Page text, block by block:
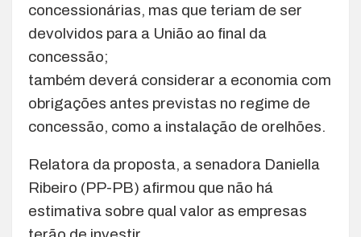
concessionárias, mas que teriam de ser
devolvidos para a União ao final da
concessão;
também deverá considerar a economia com
obrigações antes previstas no regime de
concessão, como a instalação de orelhões.
Relatora da proposta, a senadora Daniella
Ribeiro (PP-PB) afirmou que não há
estimativa sobre qual valor as empresas